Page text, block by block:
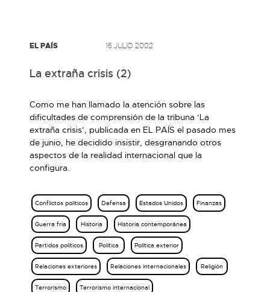
EL PAÍS 16 JULIO 2002
La extraña crisis (2)
Como me han llamado la atención sobre las
dificultades de comprensión de la tribuna ‘La
extraña crisis’, publicada en EL PAÍS el pasado mes
de junio, he decidido insistir, desgranando otros
aspectos de la realidad internacional que la
configura.
Conflictos políticos Defensa Estados Unidos Finanzas
Guerra fría Historia Historia contemporánea
Partidos políticos Política Política exterior
Relaciones exteriores Relaciones internacionales Religión
Terrorismo Terrorismo internacional